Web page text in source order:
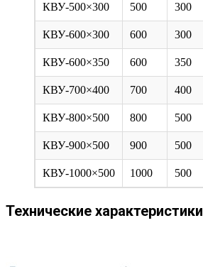
КВУ-500×300 500 300
КВУ-600×300 600 300
КВУ-600×350 600 350
КВУ-700×400 700 400
КВУ-800×500 800 500
КВУ-900×500 900 500
КВУ-1000×500 1000 500
Технические характеристики